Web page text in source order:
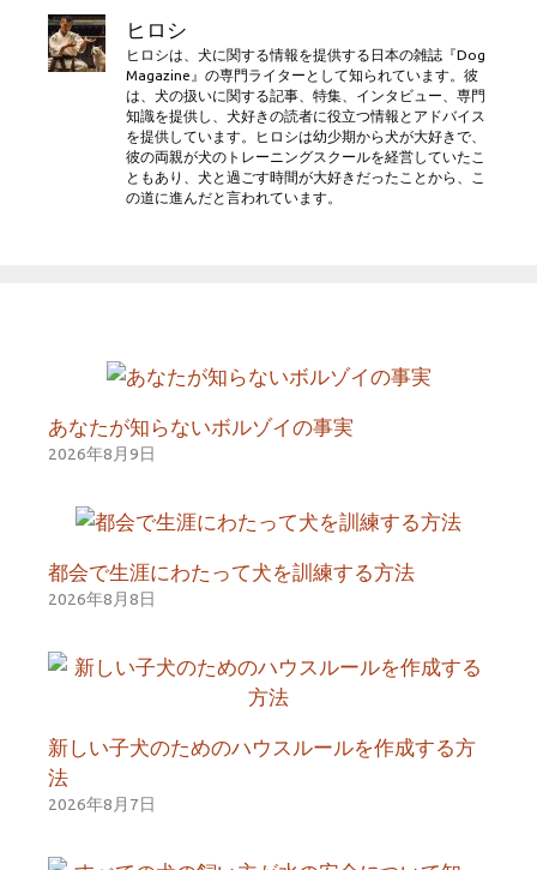
リ
ー
ヒロシ
ヒロシは、犬に関する情報を提供する日本の雑誌『Dog
Magazine』の専門ライターとして知られています。彼
は、犬の扱いに関する記事、特集、インタビュー、専門
知識を提供し、犬好きの読者に役立つ情報とアドバイス
を提供しています。ヒロシは幼少期から犬が大好きで、
彼の両親が犬のトレーニングスクールを経営していたこ
ともあり、犬と過ごす時間が大好きだったことから、こ
の道に進んだと言われています。
あなたが知らないボルゾイの事実
2026年8月9日
都会で生涯にわたって犬を訓練する方法
2026年8月8日
新しい子犬のためのハウスルールを作成する方
法
2026年8月7日